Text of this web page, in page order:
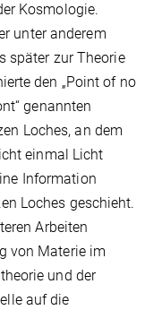
Kosmologie.
unter anderem
später zur Theorie
den „Point of no
genannten
Loches, an dem
einmal Licht
Information
Loches geschieht.
Arbeiten
von Materie im
und der
auf die